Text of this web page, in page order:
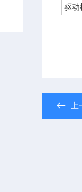
林可霉素超标37.5倍!双汇这批猪肉，一台抗生素残留快检仪就能测
驱动